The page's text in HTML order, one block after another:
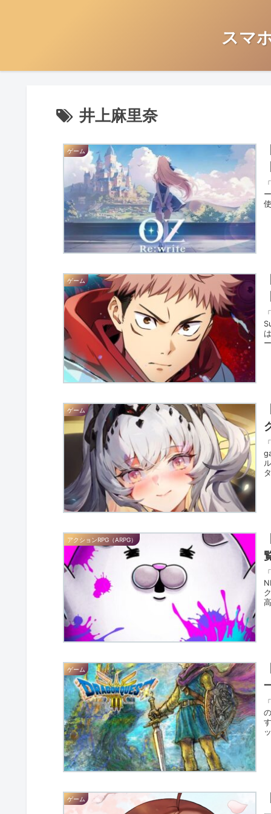
スマ
井上麻里奈
ゲーム
ゲーム
ゲーム
アクションRPG（ARPG）
ゲーム
ゲーム